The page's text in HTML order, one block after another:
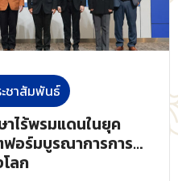
ชาสัมพันธ์
ไร้พรมแดนในยุค
อร์มบูรณาการการ
ลก